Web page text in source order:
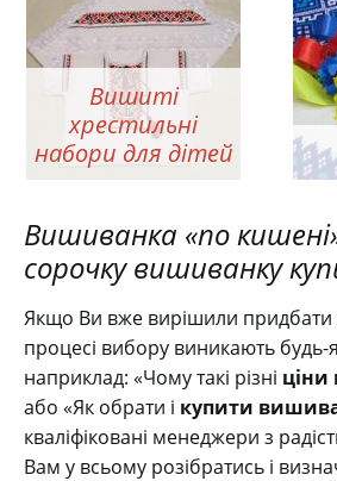
Вишиті
хрестильні
набори для дітей
Вишиванка «по
сорочку вишиванку
Якщо Ви вже вирішили придбати
процесі вибору виникають будь-
наприклад: «Чому такі різні
або «Як обрати і купити
кваліфіковані менеджери з
Вам у всьому розібратись і